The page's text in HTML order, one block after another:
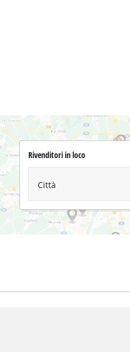
Rivenditori in loco
Città